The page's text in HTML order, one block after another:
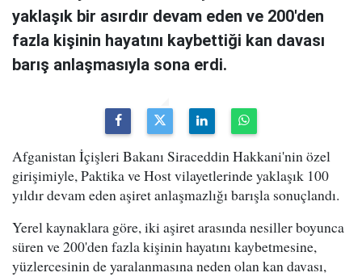
yaklaşık bir asırdır devam eden ve 200'den
fazla kişinin hayatını kaybettiği kan davası
barış anlaşmasıyla sona erdi.
Afganistan İçişleri Bakanı Siraceddin Hakkani'nin özel
girişimiyle, Paktika ve Host vilayetlerinde yaklaşık 100
yıldır devam eden aşiret anlaşmazlığı barışla sonuçlandı.
Yerel kaynaklara göre, iki aşiret arasında nesiller boyunca
süren ve 200'den fazla kişinin hayatını kaybetmesine,
yüzlercesinin de yaralanmasına neden olan kan davası,